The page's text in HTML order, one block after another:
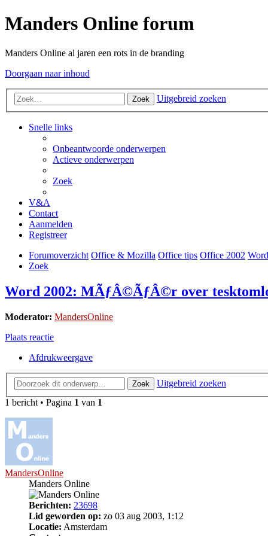
Manders Online forum
Manders Online al jaren een rots in de branding
Doorgaan naar inhoud
Zoek Uitgebreid zoeken
Snelle links
Onbeantwoorde onderwerpen
Actieve onderwerpen
Zoek
V&A
Contact
Aanmelden
Registreer
Forumoverzicht Office & Mozilla Office tips Office 2002
Zoek
Word 2002: MÃƒÂ©ÃƒÂ©r over
Moderator: MandersOnline
Plaats reactie
Afdrukweergave
Zoek
Uitgebreid zoeken
1 bericht • Pagina 1 van 1
MandersOnline
Manders Online
Berichten: 23698
Lid geworden op: zo 03 aug 2003, 1:12
Locatie: Amsterdam